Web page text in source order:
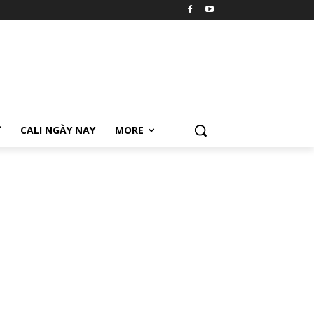
CALI NGÀY NAY MORE